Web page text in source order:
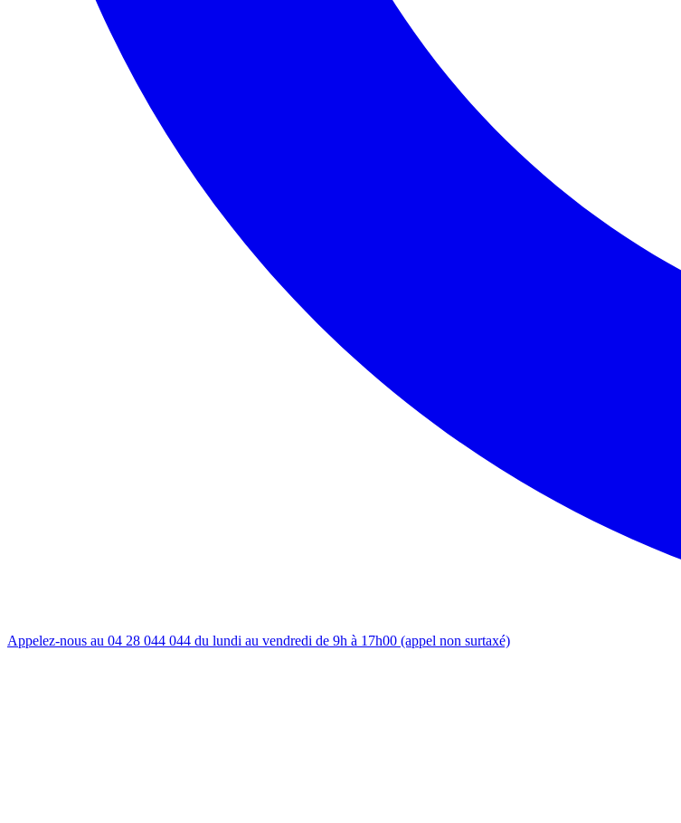
Appelez-nous au 04 28 044 044 du lundi au vendredi de 9h à 17h00 (appel non surtaxé)